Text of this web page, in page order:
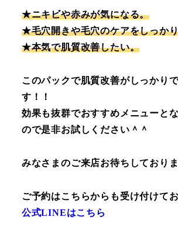
★ニキビや赤みが気になる。
★毛穴開きや毛穴のケアをしっか
★本気で肌質改善したい。
このパックで肌質改善がしっかり
す！！
効果も抜群でおすすめメニューと
ので是非お試しください＾＾
みなさまのご来店お待ちしており
ご予約はこちらからも受け付けて
公式LINEはこちら